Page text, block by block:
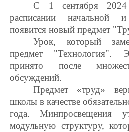
С 1 сентября
расписании начальной
появится новый предмет
Урок, который
предмет "Технология".
принято после
обсуждений.
Предмет «труд»
школы в качестве
года. Минпросвещения
модульную структуру,